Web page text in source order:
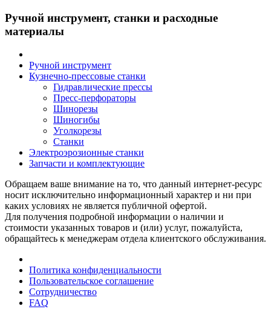
Ручной инструмент, станки и расходные
материалы
Ручной инструмент
Кузнечно-прессовые станки
Гидравлические прессы
Пресс-перфораторы
Шинорезы
Шиногибы
Уголкорезы
Станки
Электроэрозионные станки
Запчасти и комплектующие
Обращаем ваше внимание на то, что данный интернет-ресурс
носит исключительно информационный характер и ни при
каких условиях не является публичной офертой.
Для получения подробной информации о наличии и
стоимости указанных товаров и (или) услуг, пожалуйста,
обращайтесь к менеджерам отдела клиентского обслуживания.
Политика конфиденциальности
Пользовательское соглашение
Сотрудничество
FAQ